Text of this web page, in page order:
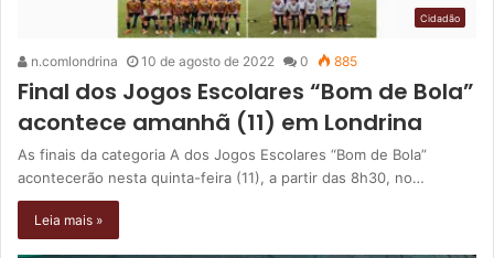
Cidadão
n.comlondrina 10 de agosto de 2022 0 885
Final dos Jogos Escolares “Bom de Bola”
acontece amanhã (11) em Londrina
As finais da categoria A dos Jogos Escolares “Bom de Bola”
acontecerão nesta quinta-feira (11), a partir das 8h30, no…
Leia mais »